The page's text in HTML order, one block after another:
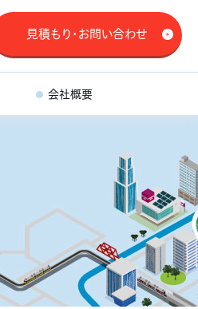
見積もり・お問い合わせ
会社概要